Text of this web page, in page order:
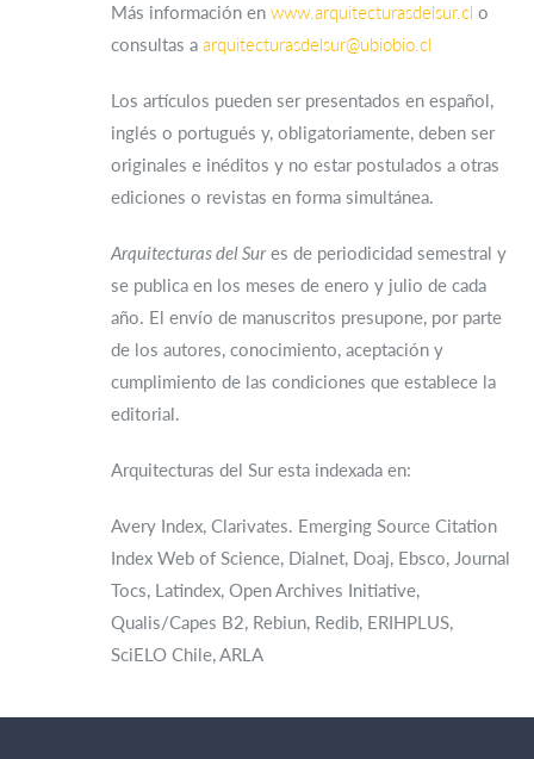
Más información en www.arquitecturasdelsur.cl o
consultas a arquitecturasdelsur@ubiobio.cl
Los artículos pueden ser presentados en español,
inglés o portugués y, obligatoriamente, deben ser
originales e inéditos y no estar postulados a otras
ediciones o revistas en forma simultánea.
Arquitecturas del Sures de periodicidad semestral y
se publica en los meses de enero y julio de cada
año. El envío de manuscritos presupone, por parte
de los autores, conocimiento, aceptación y
cumplimiento de las condiciones que establece la
editorial.
Arquitecturas del Sur esta indexada en:
Avery Index, Clarivates. Emerging Source Citation
Index Web of Science, Dialnet, Doaj, Ebsco, Journal
Tocs, Latindex, Open Archives Initiative,
Qualis/Capes B2, Rebiun, Redib, ERIHPLUS,
SciELO Chile, ARLA